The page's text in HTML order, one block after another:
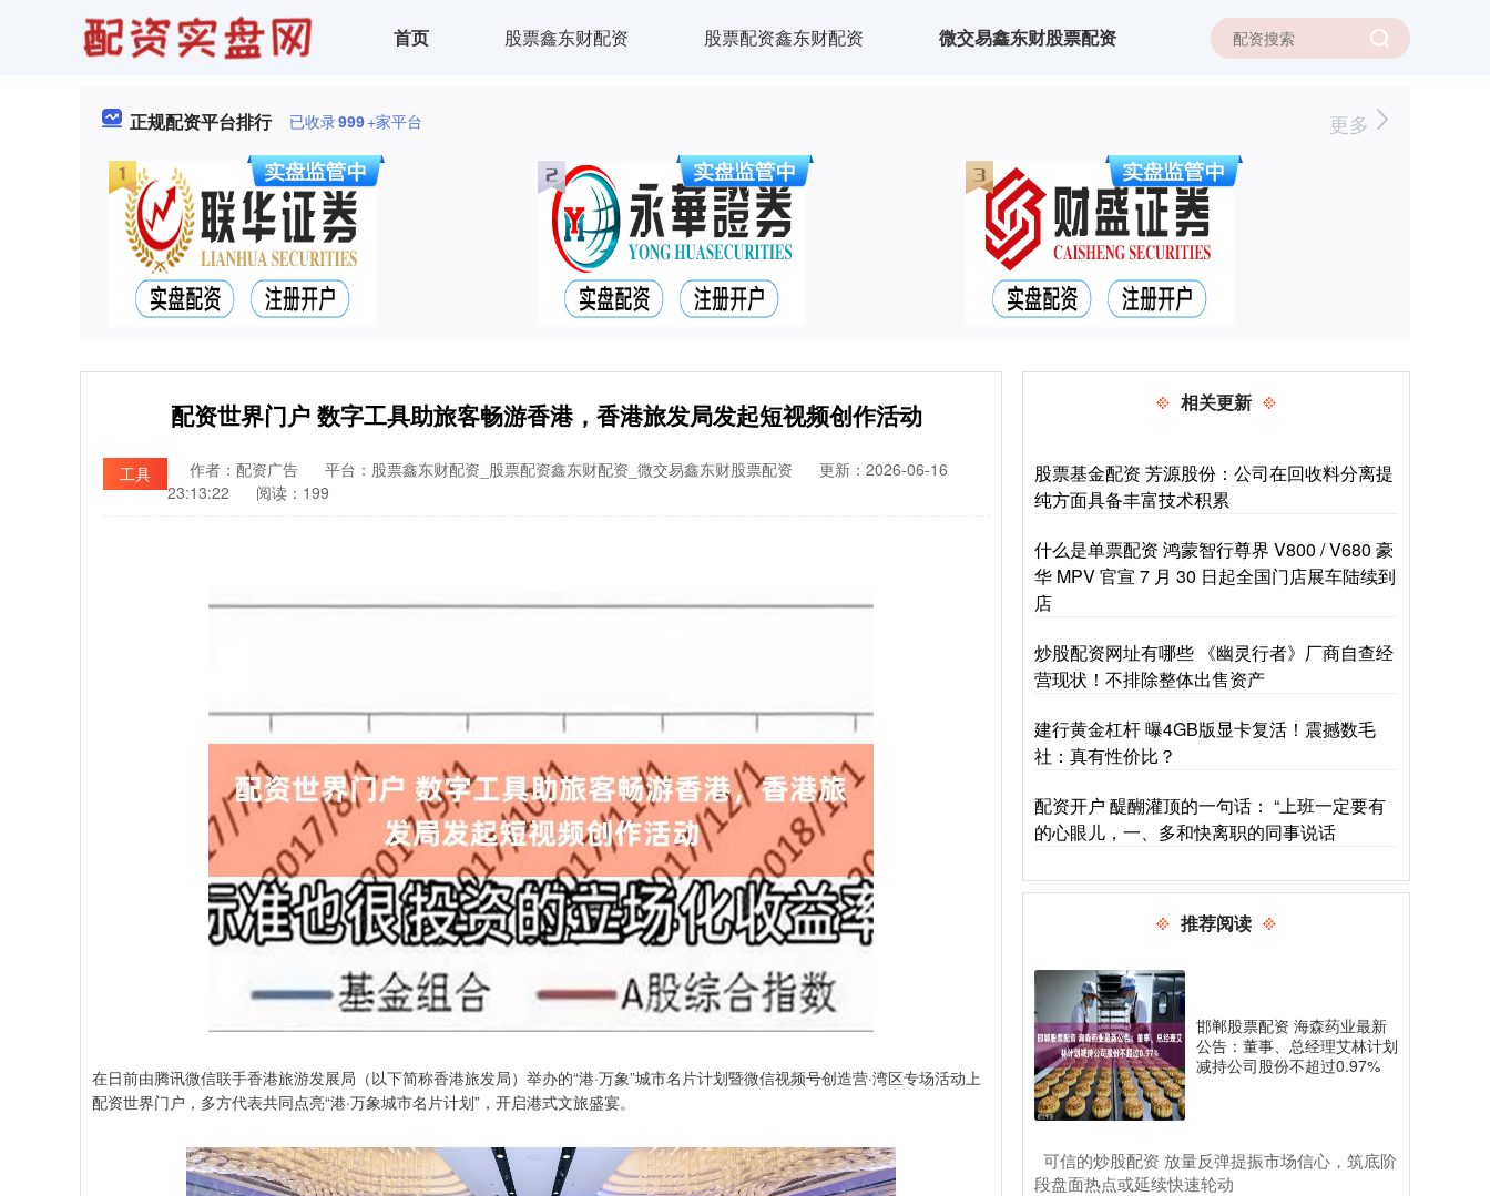
首页 股票鑫东财配资 股票配资鑫东财配资 微交易鑫东财股票配资
正规配资平台排行 已收录999+家平台 更多
配资世界门户 数字工具助旅客畅游香港，香港旅发局发起短视频创作活动
工具 作者：配资广告 平台：股票鑫东财配资_股票配资鑫东财配资_微交易鑫东财股票配资
更新：2026-06-16
23:13:22
阅读：199
在日前由腾讯微信联手香港旅游发展局（以下简称香港旅发局）举办的“港·万象”城市名片计划暨微信视频号创造营·湾区专场活动上
配资世界门户，多方代表共同点亮“港·万象城市名片计划”，开启港式文旅盛宴。
相关更新
股票基金配资 芳源股份：公司在回收料分离提
纯方面具备丰富技术积累
什么是单票配资 鸿蒙智行尊界 V800 / V680 豪
华 MPV 官宣 7 月 30 日起全国门店展车陆续到
店
炒股配资网址有哪些 《幽灵行者》厂商自查经
营现状！不排除整体出售资产
建行黄金杠杆 曝4GB版显卡复活！震撼数毛
社：真有性价比？
配资开户 醍醐灌顶的一句话： “上班一定要有
的心眼儿，一、多和快离职的同事说话
推荐阅读
邯郸股票配资 海森药业最新
公告：董事、总经理艾林计划
减持公司股份不超过0.97%
​可信的炒股配资 放量反弹提振市场信心，筑底阶
段盘面热点或延续快速轮动